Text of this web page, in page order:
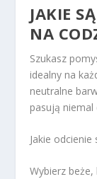
JAKIE
NA
Szukasz
idealny na
neutralne
pasują
Jakie
Wybierz